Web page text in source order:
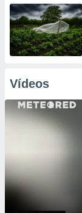
Vídeos